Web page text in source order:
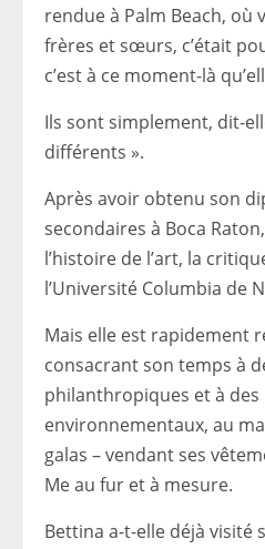
rendue à Palm Beach, où
frères et sœurs, c’était
c’est à ce moment-là
Ils sont simplement, dit-
différents ».
Après avoir obtenu son
secondaires à Boca
l’histoire de l’art, la
l’Université Columbia de
Mais elle est rapidement
consacrant son temps à
philanthropiques et à
environnementaux, au
galas – vendant ses
Me au fur et à mesure.
Bettina a-t-elle déjà visité